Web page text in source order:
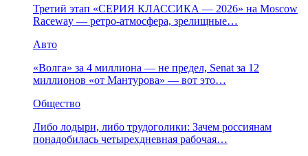
Третий этап «СЕРИЯ КЛАССИКА — 2026» на Moscow
Raceway — ретро‑атмосфера, зрелищные…
Авто
«Волга» за 4 миллиона — не предел, Senat за 12
миллионов «от Мантурова» — вот это…
Общество
Либо лодыри, либо трудоголики: Зачем россиянам
понадобилась четырехдневная рабочая…